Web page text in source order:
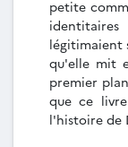
petite
légitimaient
qu'elle mit
premier
que ce
l'histoire de